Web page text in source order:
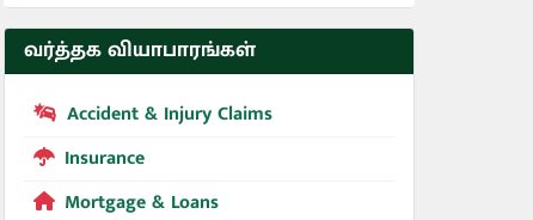
வர்த்தக வியாபாரங்கள்
Accident & Injury Claims
Insurance
Mortgage & Loans